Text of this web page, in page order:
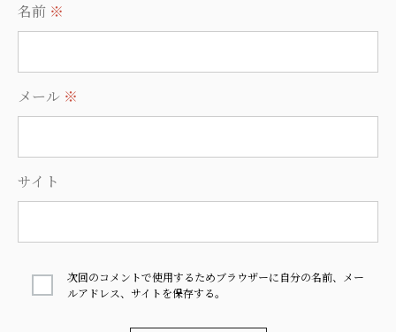
名前 ※
メール ※
サイト
次回のコメントで使用するためブラウザーに自分の名前、メー
ルアドレス、サイトを保存する。